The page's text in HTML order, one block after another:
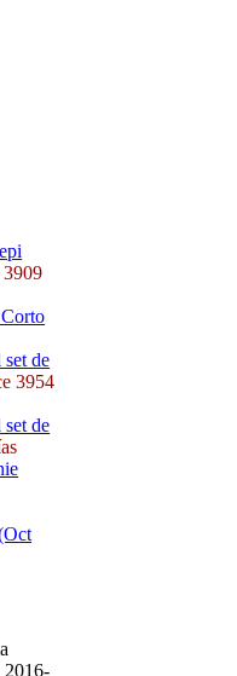
3909
de
3954
de
2016-